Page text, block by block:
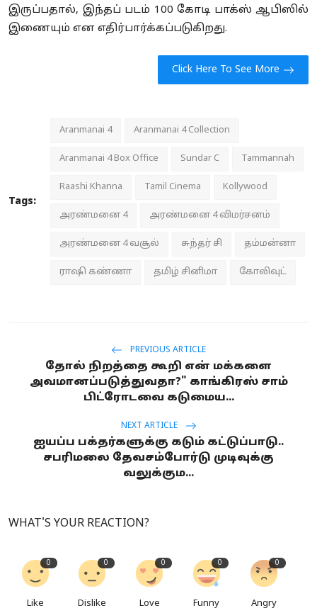
இருப்பதால், இந்தப் படம் 100 கோடி பாக்ஸ் ஆபிஸில்
இணையும் என எதிர்பார்க்கப்படுகிறது.
Click Here To See More
Tags:
Aranmanai 4 Aranmanai 4 Collection
Aranmanai 4 Box Office Sundar C Tammannah
Raashi Khanna Tamil Cinema Kollywood
அரண்மனை 4 அரண்மனை 4 விமர்சனம்
அரண்மனை 4 வசூல் சுந்தர் சி தம்மன்னா
ராஷி கண்ணா தமிழ் சினிமா கோலிவுட்
PREVIOUS ARTICLE
தோல் நிறத்தை கூறி என் மக்களை
அவமானப்படுத்துவதா?" காங்கிரஸ் சாம்
பிட்ரோடவை கடுமைய...
NEXT ARTICLE
ஐயப்ப பக்தர்களுக்கு கடும் கட்டுப்பாடு..
சபரிமலை தேவசம்போர்டு முடிவுக்கு
வலுக்கும...
WHAT'S YOUR REACTION?
0
Like
0
Dislike
0
Love
0
Funny
0
Angry